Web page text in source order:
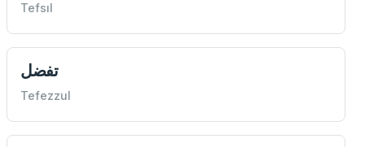
Tefsıl
تفضل
Tefezzul